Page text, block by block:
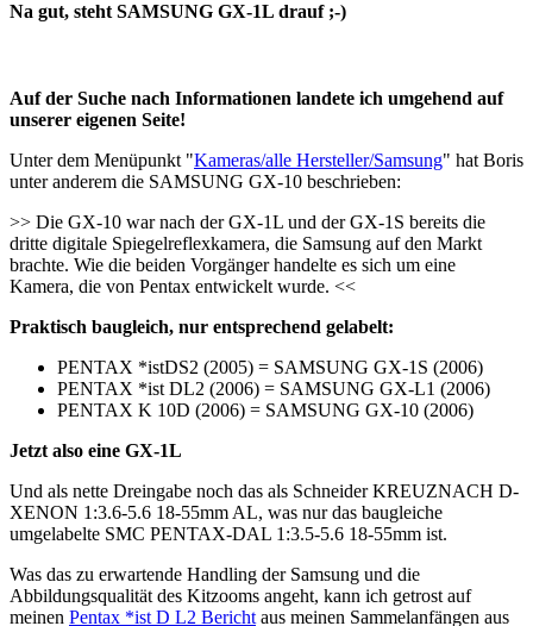
Na gut, steht SAMSUNG GX-1L drauf ;-)
Auf der Suche nach Informationen landete ich umgehend auf
unserer eigenen Seite!
Unter dem Menüpunkt "Kameras/alle Hersteller/Samsung" hat Boris
unter anderem die SAMSUNG GX-10 beschrieben:
>> Die GX-10 war nach der GX-1L und der GX-1S bereits die
dritte digitale Spiegelreflexkamera, die Samsung auf den Markt
brachte. Wie die beiden Vorgänger handelte es sich um eine
Kamera, die von Pentax entwickelt wurde. <<
Praktisch baugleich, nur entsprechend gelabelt:
PENTAX *istDS2 (2005) = SAMSUNG GX-1S (2006)
PENTAX *ist DL2 (2006) = SAMSUNG GX-L1 (2006)
PENTAX K 10D (2006) = SAMSUNG GX-10 (2006)
Jetzt also eine GX-1L
Und als nette Dreingabe noch das als Schneider KREUZNACH D-
XENON 1:3.6-5.6 18-55mm AL, was nur das baugleiche
umgelabelte SMC PENTAX-DAL 1:3.5-5.6 18-55mm ist.
Was das zu erwartende Handling der Samsung und die
Abbildungsqualität des Kitzooms angeht, kann ich getrost auf
meinen Pentax *ist D L2 Bericht aus meinen Sammelanfängen aus